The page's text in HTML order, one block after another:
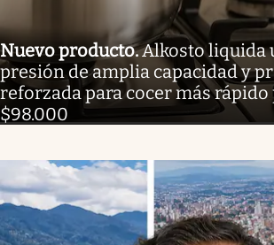
Nuevo producto.Alkosto liquida
presión de amplia capacidad y
reforzada para cocer más
$98.000